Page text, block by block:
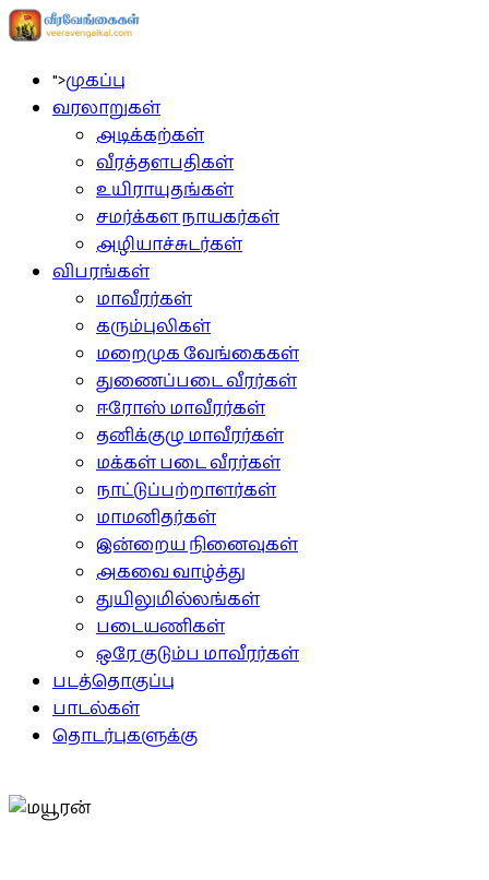
">முகப்பு
வரலாறுகள்
அடிக்கற்கள்
வீரத்தளபதிகள்
உயிராயுதங்கள்
சமர்க்கள நாயகர்கள்
அழியாச்சுடர்கள்
விபரங்கள்
மாவீரர்கள்
கரும்புலிகள்
மறைமுக வேங்கைகள்
துணைப்படை வீரர்கள்
ஈரோஸ் மாவீரர்கள்
தனிக்குழு மாவீரர்கள்
மக்கள் படை வீரர்கள்
நாட்டுப்பற்றாளர்கள்
மாமனிதர்கள்
இன்றைய நினைவுகள்
அகவை வாழ்த்து
துயிலுமில்லங்கள்
படையணிகள்
ஒரே குடும்ப மாவீரர்கள்
படத்தொகுப்பு
பாடல்கள்
தொடர்புகளுக்கு